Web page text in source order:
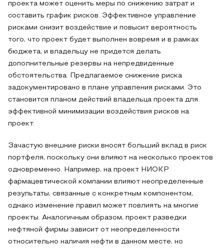
проекта может оценить меры по снижению затрат и
составить график рисков. Эффективное управление
рисками снизит воздействие и повысит вероятность
того, что проект будет выполнен вовремя и в рамках
бюджета, и владельцу не придется делать
дополнительные резервы на непредвиденные
обстоятельства. Предлагаемое снижение риска
задокументировано в плане управления рисками. Это
становится планом действий владельца проекта для
эффективной минимизации воздействия рисков на
проект.
Зачастую внешние риски вносят больший вклад в риск
портфеля, поскольку они влияют на несколько проектов
одновременно. Например, на проект НИОКР
фармацевтической компании влияют неопределенные
результаты, связанные с конкретным компонентом,
однако изменение правил может повлиять на многие
проекты. Аналогичным образом, проект разведки
нефтяной фирмы зависит от неопределенности
относительно наличия нефти в данном месте, но